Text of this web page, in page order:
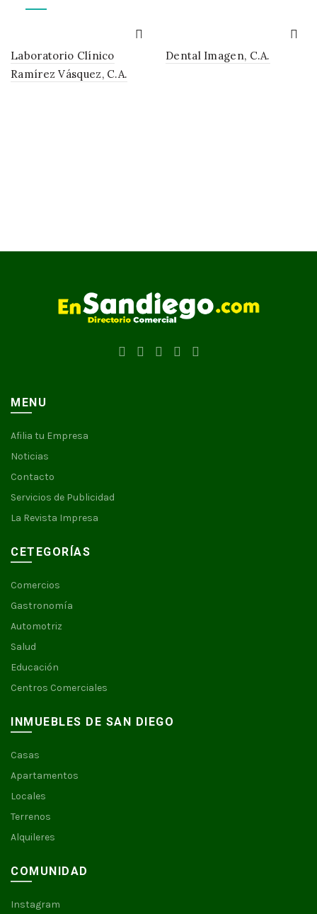
Laboratorio Clínico
Ramírez Vásquez, C.A.
Dental Imagen, C.A.
MENU
Afilia tu Empresa
Noticias
Contacto
Servicios de Publicidad
La Revista Impresa
CETEGORÍAS
Comercios
Gastronomía
Automotriz
Salud
Educación
Centros Comerciales
INMUEBLES DE SAN DIEGO
Casas
Apartamentos
Locales
Terrenos
Alquileres
COMUNIDAD
Instagram